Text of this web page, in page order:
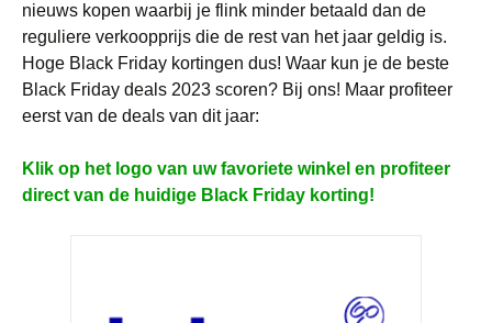
nieuws kopen waarbij je flink minder betaald dan de
reguliere verkoopprijs die de rest van het jaar geldig is.
Hoge Black Friday kortingen dus! Waar kun je de beste
Black Friday deals 2023 scoren? Bij ons! Maar profiteer
eerst van de deals van dit jaar:
Klik op het logo van uw favoriete winkel en profiteer
direct van de huidige Black Friday korting!